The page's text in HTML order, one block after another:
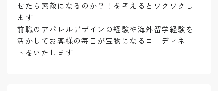
せたら素敵になるのか？！を考えるとワクワクし
ます
前職のアパレルデザインの経験や海外留学経験を
活かしてお客様の毎日が宝物になるコーディネー
トをいたします